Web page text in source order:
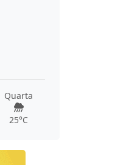
Quarta
25°C